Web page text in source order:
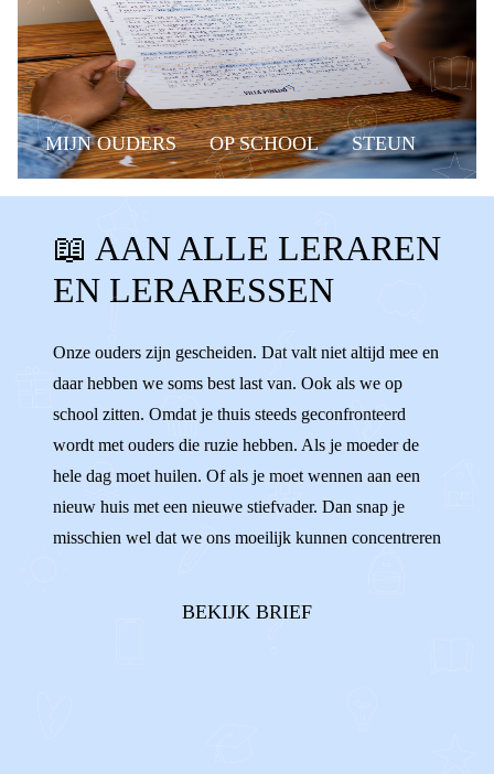
MIJN OUDERS OP SCHOOL STEUN
HELPEN GESCHEIDEN OUDERS
AANDACHT BASISSCHOOL SCHOOL
STEUNEN LERAREN LERARESSEN
DOCENTEN IB-ER KLAS GROEP 8
GROEP 7 LUISTEREN
📖 AAN ALLE LERAREN
EN LERARESSEN
Onze ouders zijn gescheiden. Dat valt niet altijd mee en
daar hebben we soms best last van. Ook als we op
school zitten. Omdat je thuis steeds geconfronteerd
wordt met ouders die ruzie hebben. Als je moeder de
hele dag moet huilen. Of als je moet wennen aan een
nieuw huis met een nieuwe stiefvader. Dan snap je
misschien wel dat we ons moeilijk kunnen concentreren
BEKIJK BRIEF